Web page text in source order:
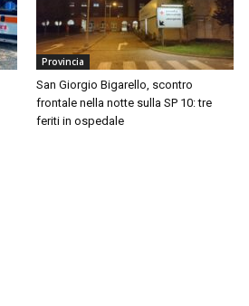
Provincia
San Giorgio Bigarello, scontro
frontale nella notte sulla SP 10: tre
feriti in ospedale